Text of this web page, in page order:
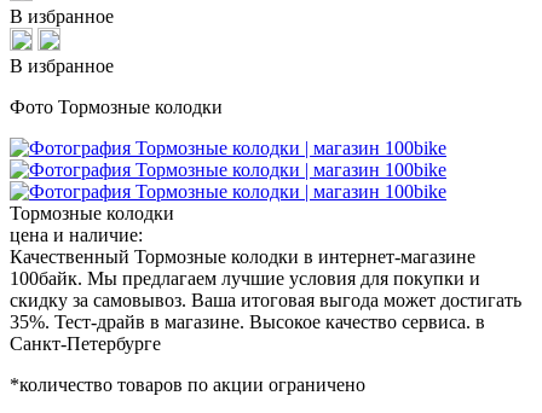
В избранное
В избранное
Фото Тормозные колодки
Тормозные колодки
цена и наличие:
Качественный Тормозные колодки в интернет-магазине
100байк. Мы предлагаем лучшие условия для покупки и
скидку за самовывоз. Ваша итоговая выгода может достигать
35%. Тест-драйв в магазине. Высокое качество сервиса. в
Санкт-Петербурге
*количество товаров по акции ограничено